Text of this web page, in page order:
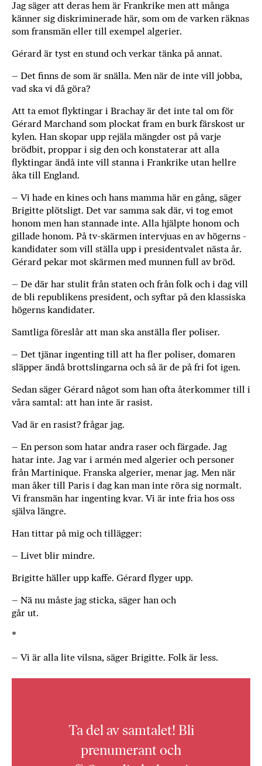
Jag säger att deras hem är Frankrike men att många
känner sig diskriminerade här, som om de varken räknas
som fransmän eller till exempel algerier.
Gérard är tyst en stund och verkar tänka på annat.
– Det finns de som är snälla. Men när de inte vill jobba,
vad ska vi då göra?
Att ta emot flyktingar i Brachay är det inte tal om för
Gérard Marchand som plockat fram en burk färskost ur
kylen. Han skopar upp rejäla mängder ost på varje
brödbit, proppar i sig den och konstaterar att alla
flyktingar ändå inte vill stanna i Frankrike utan hellre
åka till England.
– Vi hade en kines och hans mamma här en gång, säger
Brigitte plötsligt. Det var samma sak där, vi tog emot
honom men han stannade inte. Alla hjälpte honom och
gillade honom. På tv-skärmen intervjuas en av högerns ­
kandidater som vill ställa upp i presidentvalet nästa år.
Gérard pekar mot skärmen med munnen full av bröd.
– De där har stulit från staten och från folk och i dag vill
de bli republikens president, och syftar på den klassiska
högerns kandidater.
Samtliga föreslår att man ska anställa fler poliser.
– Det tjänar ingenting till att ha fler poliser, domaren
släpper ändå brottslingarna och så är de på fri fot igen.
Sedan säger Gérard något som han ofta återkommer till i
våra samtal: att han inte är rasist.
Vad är en rasist? frågar jag.
– En person som hatar andra raser och färgade. Jag
hatar inte. Jag var i armén med algerier och personer
från Martinique. Franska algerier, menar jag. Men när
man åker till Paris i dag kan man inte röra sig normalt.
Vi fransmän har ingenting kvar. Vi är inte fria hos oss
själva längre.
Han tittar på mig och tillägger:
– Livet blir mindre.
Brigitte häller upp kaffe. Gérard flyger upp.
– Nä nu måste jag sticka, säger han och
går ut.
*
– Vi är alla lite vilsna, säger Brigitte. Folk är less.
Ta del av samtalet! Bli
prenumerant och